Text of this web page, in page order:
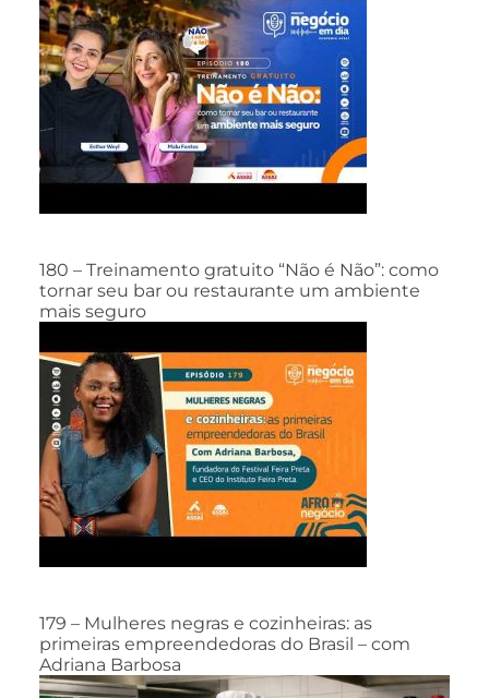
180 – Treinamento gratuito “Não é Não”: como
tornar seu bar ou restaurante um ambiente
mais seguro
179 – Mulheres negras e cozinheiras: as
primeiras empreendedoras do Brasil – com
Adriana Barbosa